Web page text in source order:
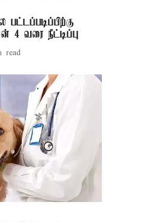
4 வரை நீட்டிப்பு
read